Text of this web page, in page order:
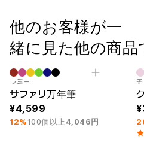
他のお客様が一
緒に見た他の商品
最小注文数量 10個
ラミー
サファリ万年筆
4,599
12% 100個以上 4,046円
日本語
素材
ポリエステル
綿/ポリエス
テリー
起毛
ダウンジャ